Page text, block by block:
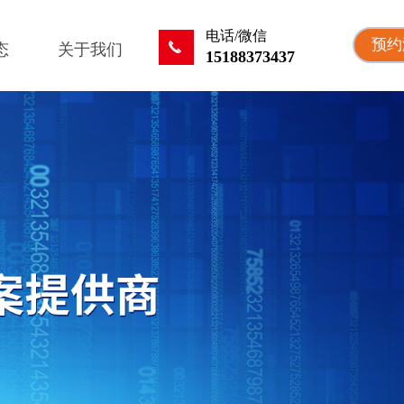
끅
电话/微信
15188373437
关于我们 预